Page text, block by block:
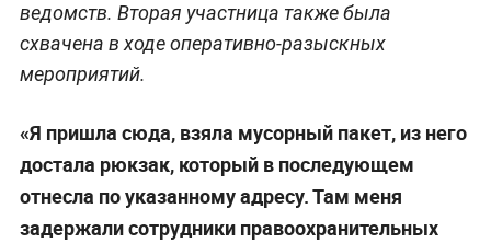
ведомств. Вторая участница также была
схвачена в ходе оперативно-разыскных
мероприятий.
«Я пришла сюда, взяла мусорный пакет, из него
достала рюкзак, который в последующем
отнесла по указанному адресу. Там меня
задержали сотрудники правоохранительных